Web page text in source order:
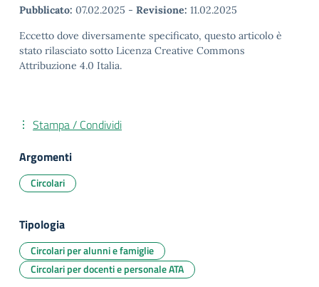
Pubblicato: 07.02.2025 - Revisione: 11.02.2025
Eccetto dove diversamente specificato, questo articolo è
stato rilasciato sotto Licenza Creative Commons
Attribuzione 4.0 Italia.
Stampa / Condividi
Argomenti
Circolari
Tipologia
Circolari per alunni e famiglie
Circolari per docenti e personale ATA